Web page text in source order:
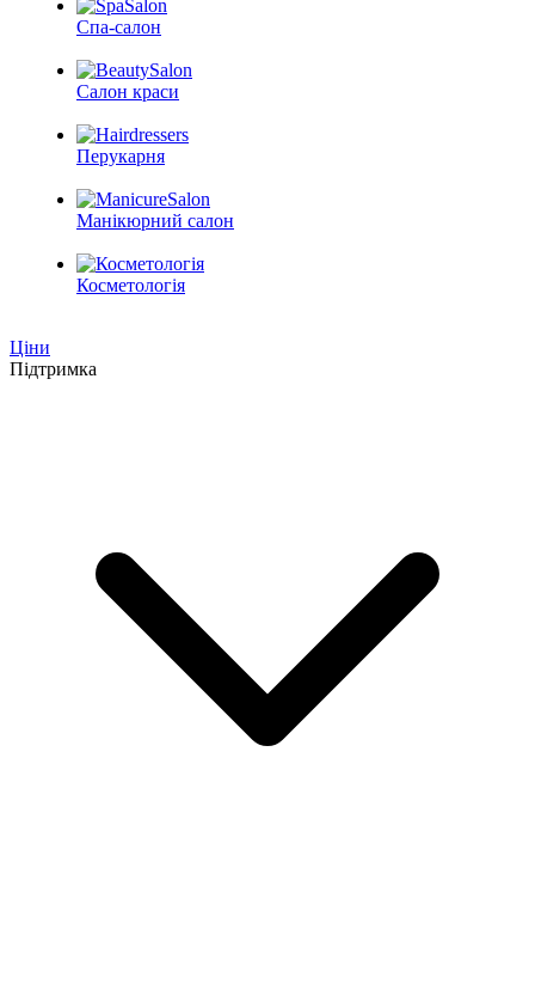
Спа-салон
Салон краси
Перукарня
Манікюрний салон
Косметологія
Ціни
Підтримка